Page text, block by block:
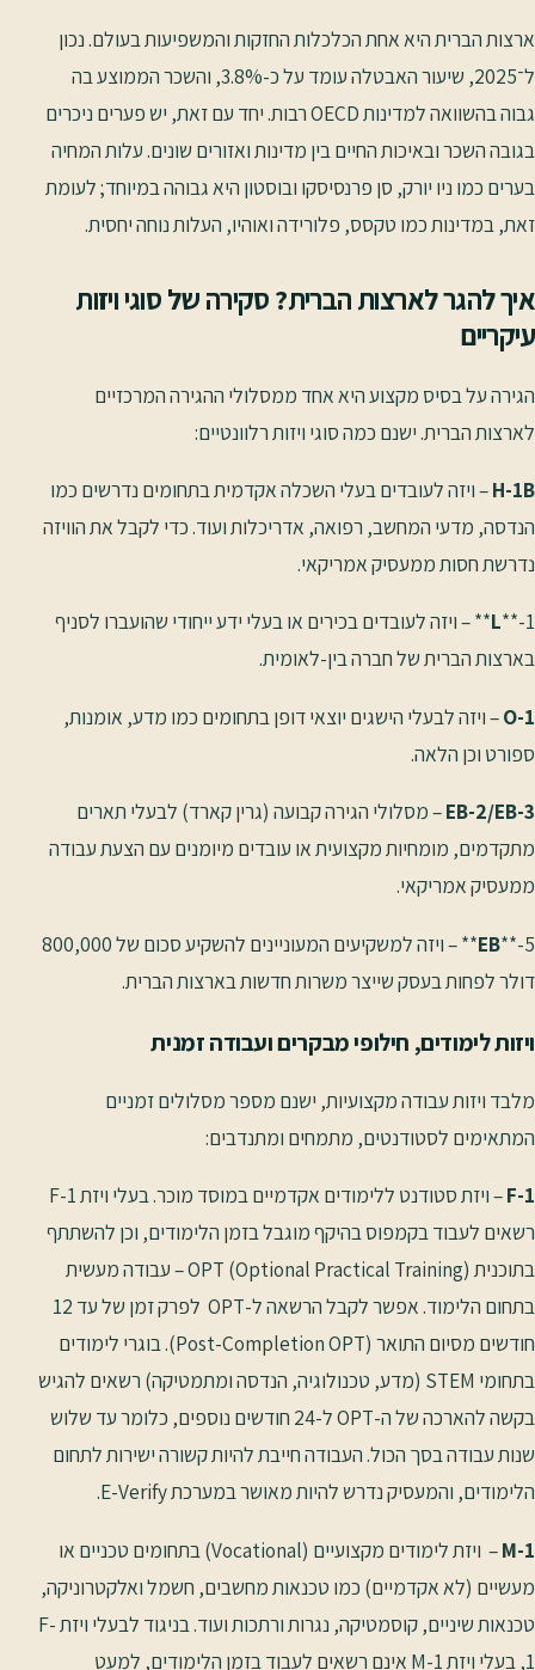
ארצות הברית היא אחת הכלכלות החזקות והמשפיעות בעולם. נכון
ל־2025, שיעור האבטלה עומד על כ-3.8%, והשכר הממוצע בה
גבוה בהשוואה למדינות OECD רבות. יחד עם זאת, יש פערים ניכרים
בגובה השכר ובאיכות החיים בין מדינות ואזורים שונים. עלות המחיה
בערים כמו ניו יורק, סן פרנסיסקו ובוסטון היא גבוהה במיוחד; לעומת
זאת, במדינות כמו טקסס, פלורידה ואוהיו, העלות נוחה יחסית.
איך להגר לארצות הברית? סקירה של סוגי ויזות
עיקריים
הגירה על בסיס מקצוע היא אחד ממסלולי ההגירה המרכזיים
לארצות הברית. ישנם כמה סוגי ויזות רלוונטיים:
H-1B– ויזה לעובדים בעלי השכלה אקדמית בתחומים נדרשים כמו
הנדסה, מדעי המחשב, רפואה, אדריכלות ועוד. כדי לקבל את הוויזה
נדרשת חסות ממעסיק אמריקאי.
L**-1** – ויזה לעובדים בכירים או בעלי ידע ייחודי שהועברו לסניף
בארצות הברית של חברה בין-לאומית.
O-1– ויזה לבעלי הישגים יוצאי דופן בתחומים כמו מדע, אומנות,
ספורט וכן הלאה.
EB-2/EB-3– מסלולי הגירה קבועה (גרין קארד) לבעלי תארים
מתקדמים, מומחיות מקצועית או עובדים מיומנים עם הצעת עבודה
ממעסיק אמריקאי.
EB
**-5** – ויזה למשקיעים המעוניינים להשקיע סכום של 800,000
דולר לפחות בעסק שייצר משרות חדשות בארצות הברית.
ויזות לימודים, חילופי מבקרים ועבודה זמנית
מלבד ויזות עבודה מקצועיות, ישנם מספר מסלולים זמניים
המתאימים לסטודנטים, מתמחים ומתנדבים:
F-1
– ויזת סטודנט ללימודים אקדמיים במוסד מוכר. בעלי ויזת F-1
רשאים לעבוד בקמפוס בהיקף מוגבל בזמן הלימודים, וכן להשתתף
בתוכנית OPT (Optional Practical Training) – עבודה מעשית
בתחום הלימוד. אפשר לקבל הרשאה ל-OPT לפרק זמן של עד 12
חודשים מסיום התואר (Post-Completion OPT). בוגרי לימודים
בתחומי STEM (מדע, טכנולוגיה, הנדסה ומתמטיקה) רשאים להגיש
בקשה להארכה של ה-OPT ל-24 חודשים נוספים, כלומר עד שלוש
שנות עבודה בסך הכול. העבודה חייבת להיות קשורה ישירות לתחום
הלימודים, והמעסיק נדרש להיות מאושר במערכת E-Verify.
M-1
– ויזת לימודים מקצועיים (Vocational) בתחומים טכניים או
מעשיים (לא אקדמיים) כמו טכנאות מחשבים, חשמל ואלקטרוניקה,
טכנאות שיניים, קוסמטיקה, נגרות ורתכות ועוד. בניגוד לבעלי ויזת F-
1, בעלי ויזת M-1 אינם רשאים לעבוד בזמן הלימודים, למעט